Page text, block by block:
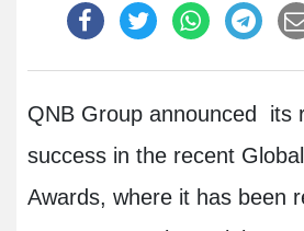
QNB Group announced its
success in the recent
Awards, where it has been